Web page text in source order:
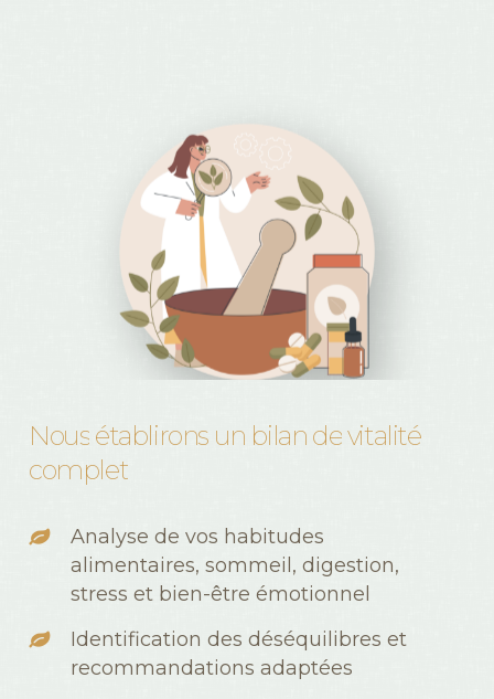
Nous établirons un bilan devitalité
complet
Analyse de vos habitudes
alimentaires, sommeil, digestion,
stress et bien-être émotionnel
Identification des déséquilibres et
recommandations adaptées